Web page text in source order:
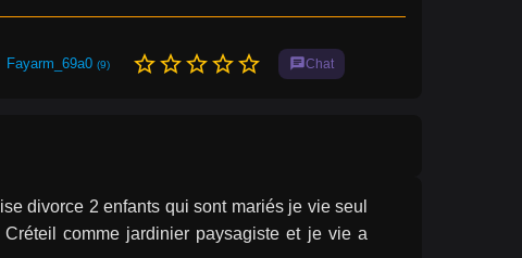
Fayarm_69a0 (9) star_borderstar_borderstar_borderstar_borderstar_border chatChat
divorce 2 enfants qui sont mariés je vie seul
comme jardinier paysagiste et je vie a